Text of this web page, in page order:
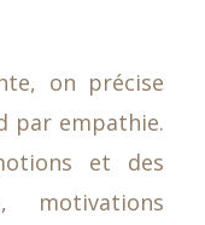
on précise
par empathie.
et des
motivations